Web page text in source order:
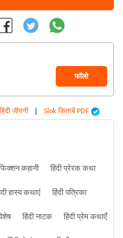
फॉलो
हिंदी जीवनी | Slok किताबें PDF
कहानी
हिंदी प्रेरक कथा
हास्य कथाएं
हिंदी पत्रिका
हिंदी नाटक
हिंदी प्रेम कथाएँ